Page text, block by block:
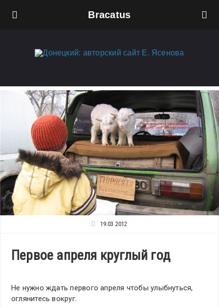
Bracatus
19.03.2012
Первое апреля круглый год
Не нужно ждать первого апреля чтобы улыбнуться,
оглянитесь вокруг.